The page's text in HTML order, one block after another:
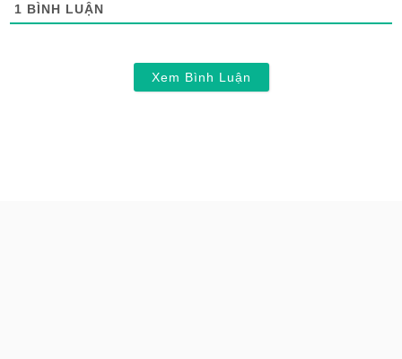
1 BÌNH LUẬN
Xem Bình Luận